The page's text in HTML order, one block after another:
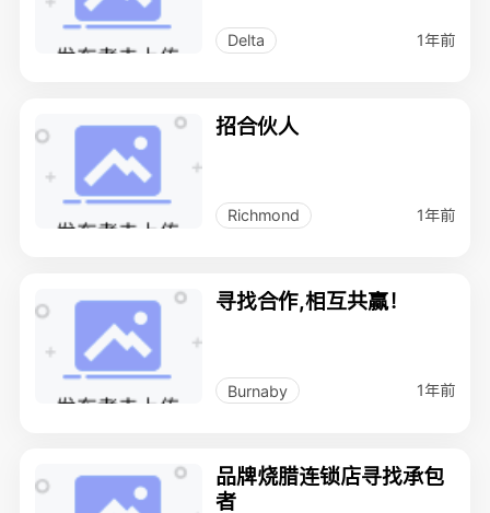
Delta 1年前
招合伙人
Richmond 1年前
寻找合作,相互共赢！
Burnaby 1年前
品牌烧腊连锁店寻找承包
者